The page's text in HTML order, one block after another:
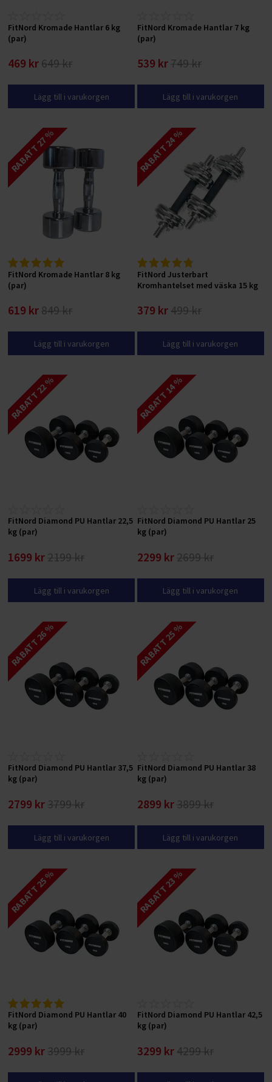
FitNord Kromade Hantlar 6 kg
(par)
469 kr 649 kr
Lägg till i varukorgen
FitNord Kromade Hantlar 7 kg
(par)
539 kr749 kr
Lägg till i varukorgen
RABATT 27 %
FitNord Kromade Hantlar 8 kg
(par)
619 kr 849 kr
Lägg till i varukorgen
RABATT 24 %
FitNord Justerbart
Kromhantelset med väska 15 kg
379 kr499 kr
Lägg till i varukorgen
RABATT 22 %
FitNord Diamond PU Hantlar 22,5
kg (par)
1699 kr 2199 kr
Lägg till i varukorgen
RABATT 14 %
FitNord Diamond PU Hantlar 25
kg (par)
2299 kr2699 kr
Lägg till i varukorgen
RABATT 26 %
FitNord Diamond PU Hantlar 37,5
kg (par)
2799 kr 3799 kr
Lägg till i varukorgen
RABATT 25 %
FitNord Diamond PU Hantlar 38
kg (par)
2899 kr3899 kr
Lägg till i varukorgen
RABATT 25 %
FitNord Diamond PU Hantlar 40
kg (par)
2999 kr 3999 kr
RABATT 23 %
FitNord Diamond PU Hantlar 42,5
kg (par)
3299 kr4299 kr